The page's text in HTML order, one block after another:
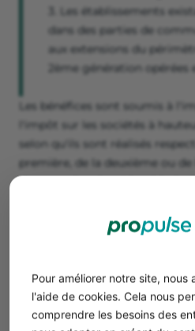
Pour améliorer notre site, nous
l'aide de cookies. Cela nous
comprendre les besoins des
3. Les établissements
dans des parties de
aux extensions du
2ème génération opérées
Les bénéfices sont soumis à
l'impôt sur les sociétés à
selon qu'ils sont réalisés
première, de la deuxième ou
douze mois suivant la période
Ce dispositif est prorogé pour
du bénéfice fiscal n'est plus
sociale pour les entreprises
janvier 2015 mais à une clause